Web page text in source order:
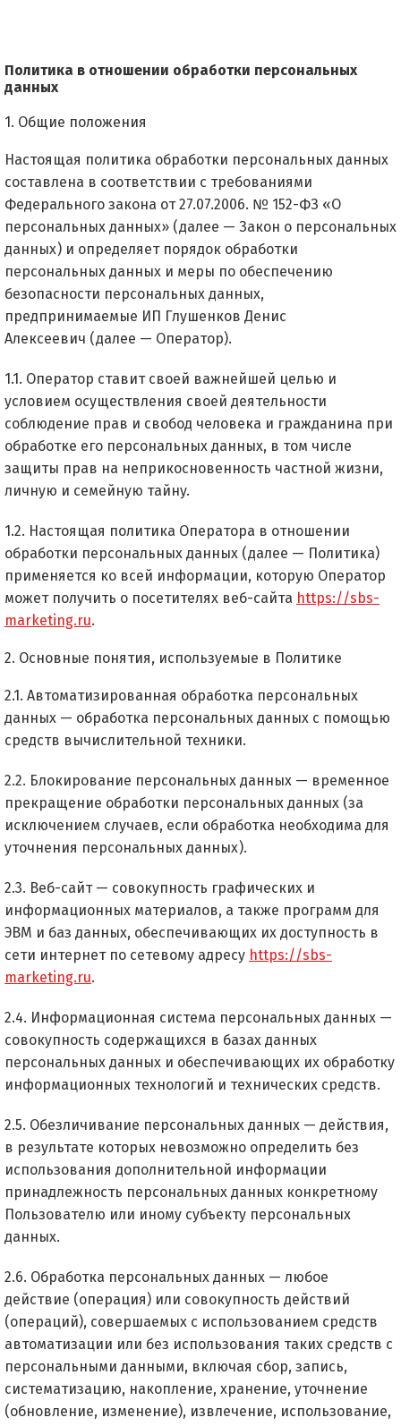
Политика в отношении обработки персональных
данных
1. Общие положения
Настоящая политика обработки персональных данных
составлена в соответствии с требованиями
Федерального закона от 27.07.2006. № 152-ФЗ «О
персональных данных» (далее — Закон о персональных
данных) и определяет порядок обработки
персональных данных и меры по обеспечению
безопасности персональных данных,
предпринимаемые ИП Глушенков Денис
Алексеевич (далее — Оператор).
1.1. Оператор ставит своей важнейшей целью и
условием осуществления своей деятельности
соблюдение прав и свобод человека и гражданина при
обработке его персональных данных, в том числе
защиты прав на неприкосновенность частной жизни,
личную и семейную тайну.
1.2. Настоящая политика Оператора в отношении
обработки персональных данных (далее — Политика)
применяется ко всей информации, которую Оператор
может получить о посетителях веб-сайта https://sbs-
marketing.ru.
2. Основные понятия, используемые в Политике
2.1. Автоматизированная обработка персональных
данных — обработка персональных данных с помощью
средств вычислительной техники.
2.2. Блокирование персональных данных — временное
прекращение обработки персональных данных (за
исключением случаев, если обработка необходима для
уточнения персональных данных).
2.3. Веб-сайт — совокупность графических и
информационных материалов, а также программ для
ЭВМ и баз данных, обеспечивающих их доступность в
сети интернет по сетевому адресу https://sbs-
marketing.ru.
2.4. Информационная система персональных данных —
совокупность содержащихся в базах данных
персональных данных и обеспечивающих их обработку
информационных технологий и технических средств.
2.5. Обезличивание персональных данных — действия,
в результате которых невозможно определить без
использования дополнительной информации
принадлежность персональных данных конкретному
Пользователю или иному субъекту персональных
данных.
2.6. Обработка персональных данных — любое
действие (операция) или совокупность действий
(операций), совершаемых с использованием средств
автоматизации или без использования таких средств с
персональными данными, включая сбор, запись,
систематизацию, накопление, хранение, уточнение
(обновление, изменение), извлечение, использование,